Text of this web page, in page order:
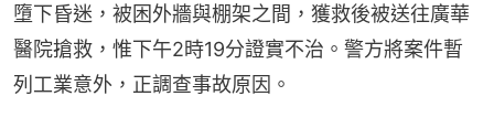
墮下昏迷，被困外牆與棚架之間，獲救後被送往廣華
醫院搶救，惟下午2時19分證實不治。警方將案件暫
列工業意外，正調查事故原因。